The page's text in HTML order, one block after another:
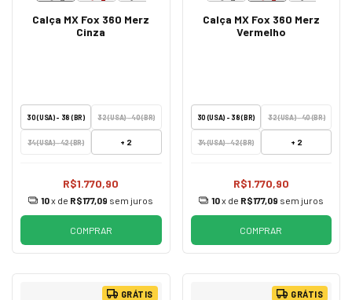
Calça MX Fox 360 Merz
Cinza
30 (USA) - 38 (BR) 32 (USA) - 40 (BR)
34 (USA) - 42 (BR) + 2
R$1.770,90
10x de R$177,09 sem juros
COMPRAR
Calça MX Fox 360 Merz
Vermelho
30 (USA) - 38 (BR) 32 (USA) - 40 (BR)
34 (USA) - 42 (BR) + 2
R$1.770,90
10x de R$177,09 sem juros
COMPRAR
GRÁTIS GRÁTIS